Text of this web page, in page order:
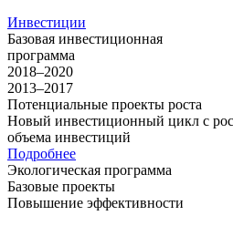
Инвестиции
Базовая инвестиционная
программа
2018–2020
2013–2017
Потенциальные проекты роста
Новый инвестиционный цикл с
объема инвестиций
Подробнее
Экологическая программа
Базовые проекты
Повышение эффективности